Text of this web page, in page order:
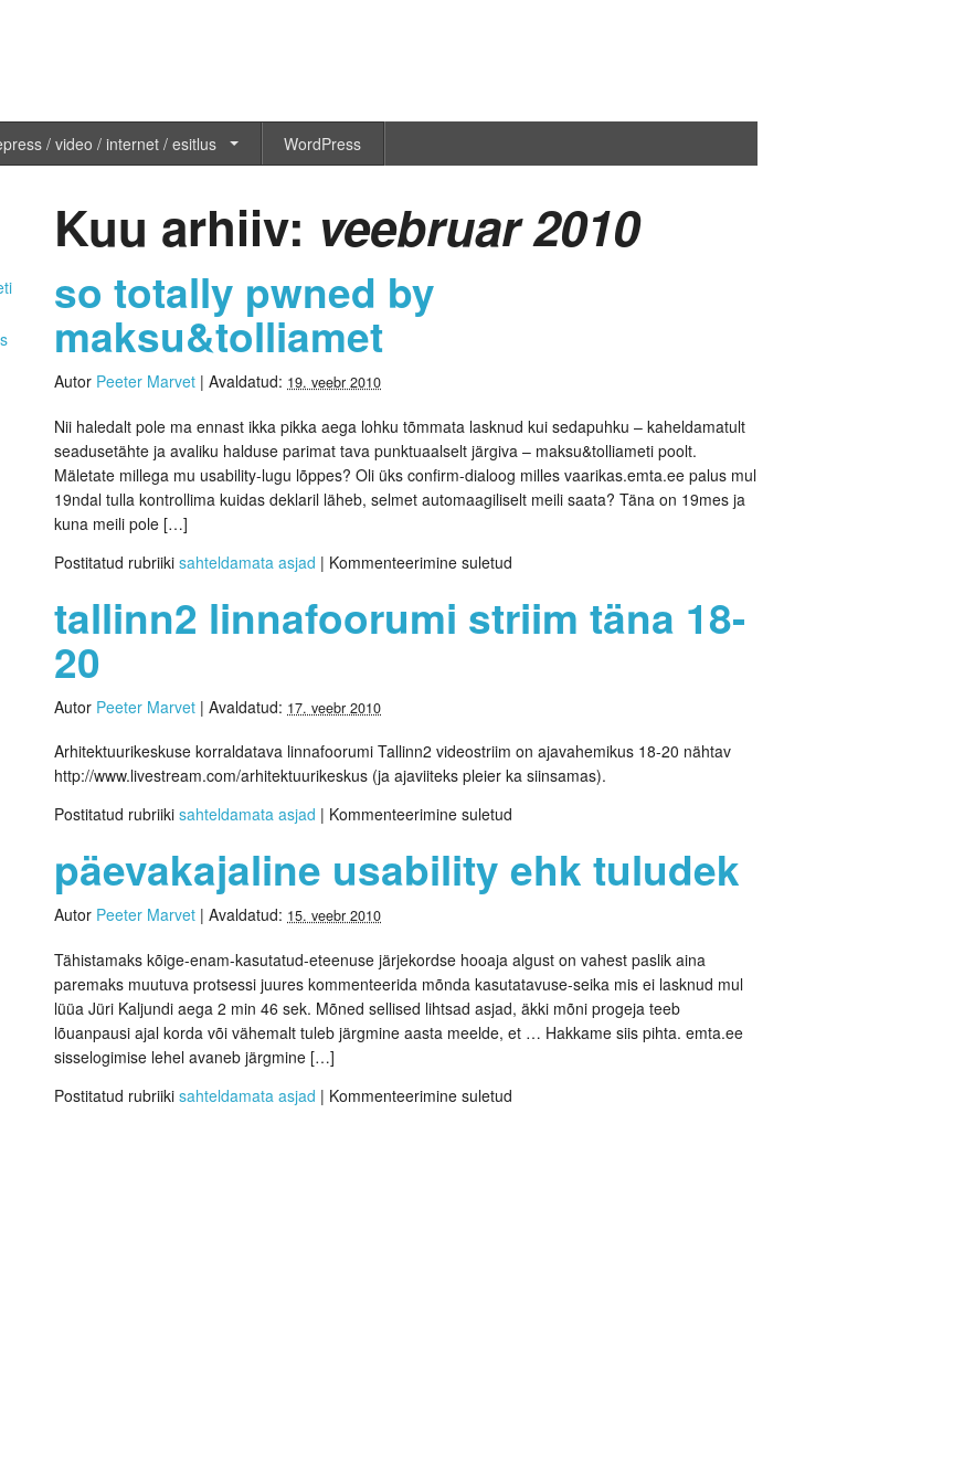
/ video / internet / esitlus WordPress
Kuu arhiiv: veebruar 2010
so totally pwned by
maksu&tolliamet
Autor Peeter Marvet |Avaldatud: 19. veebr 2010
Nii haledalt pole ma ennast ikka pikka aega lohku tõmmata lasknud kui sedapuhku – kaheldamatult
seadusetähte ja avaliku halduse parimat tava punktuaalselt järgiva – maksu&tolliameti poolt.
Mäletate millega mu usability-lugu lõppes? Oli üks confirm-dialoog milles vaarikas.emta.ee palus mul
19ndal tulla kontrollima kuidas deklaril läheb, selmet automaagiliselt meili saata? Täna on 19mes ja
kuna meili pole […]
Postitatud rubriikisahteldamata asjad | Kommenteerimine suletud
tallinn2 linnafoorumi striim täna 18-
20
Autor Peeter Marvet |Avaldatud: 17. veebr 2010
Arhitektuurikeskuse korraldatava linnafoorumi Tallinn2 videostriim on ajavahemikus 18-20 nähtav
http://www.livestream.com/arhitektuurikeskus (ja ajaviiteks pleier ka siinsamas).
Postitatud rubriikisahteldamata asjad | Kommenteerimine suletud
päevakajaline usability ehk tuludek
Autor Peeter Marvet |Avaldatud: 15. veebr 2010
Tähistamaks kõige-enam-kasutatud-eteenuse järjekordse hooaja algust on vahest paslik aina
paremaks muutuva protsessi juures kommenteerida mõnda kasutatavuse-seika mis ei lasknud mul
lüüa Jüri Kaljundi aega 2 min 46 sek. Mõned sellised lihtsad asjad, äkki mõni progeja teeb
lõuanpausi ajal korda või vähemalt tuleb järgmine aasta meelde, et … Hakkame siis pihta. emta.ee
sisselogimise lehel avaneb järgmine […]
Postitatud rubriikisahteldamata asjad | Kommenteerimine suletud